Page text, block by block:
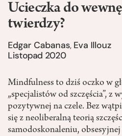
Ucieczka do
twierdzy?
Edgar Cabanas, Eva Illouz
Listopad 2020
Mindfulness to dziś oczko w
„specjalistów od szczęścia”, z
pozytywnej na czele. Bez
się z neoliberalną teorią
samodoskonaleniu, obsesyjnej